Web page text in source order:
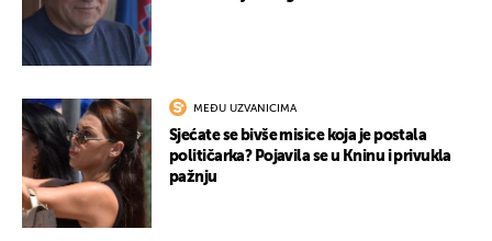
MEĐU UZVANICIMA
Sjećate se bivše misice koja je postala
političarka? Pojavila se u Kninu i privukla
pažnju